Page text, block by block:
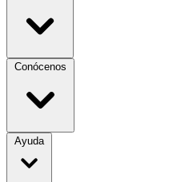
Conócenos
Ayuda